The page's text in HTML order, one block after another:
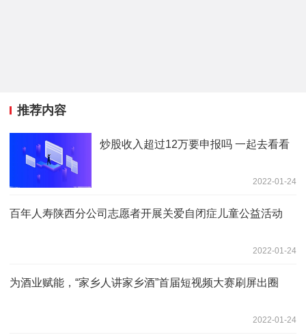
推荐内容
炒股收入超过12万要申报吗 一起去看看
2022-01-24
百年人寿陕西分公司志愿者开展关爱自闭症儿童公益活动
2022-01-24
为酒业赋能，“家乡人讲家乡酒”首届短视频大赛刷屏出圈
2022-01-24